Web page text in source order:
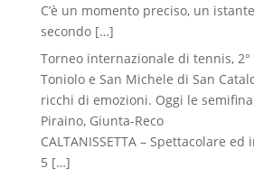
C’è un momento preciso, un
secondo […]
Torneo internazionale di tennis, 2°
Toniolo e San Michele di San
ricchi di emozioni. Oggi le
Piraino, Giunta-Reco
CALTANISSETTA – Spettacolare
5 […]